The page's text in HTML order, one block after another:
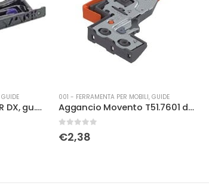
GUIDE
Aggancio Movento T51.7601 dx reg. lat.
001 - FERRAMENTA PER MOBILI, GUIDE
Agganci Blum per frontale cassetto (2PEZZI )
Su 5
€5,29